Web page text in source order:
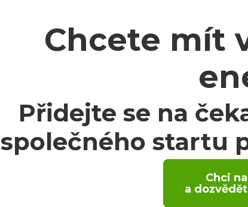
Chcete mít
Přidejte se na
společného startu
Chci na
a